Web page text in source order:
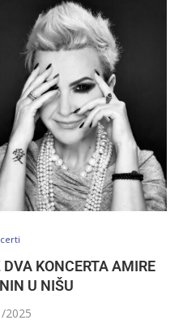
KONCERTA AMIRE
U NIŠU
2025